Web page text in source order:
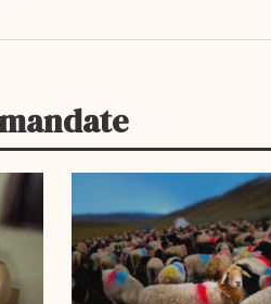
EXCLUSIV